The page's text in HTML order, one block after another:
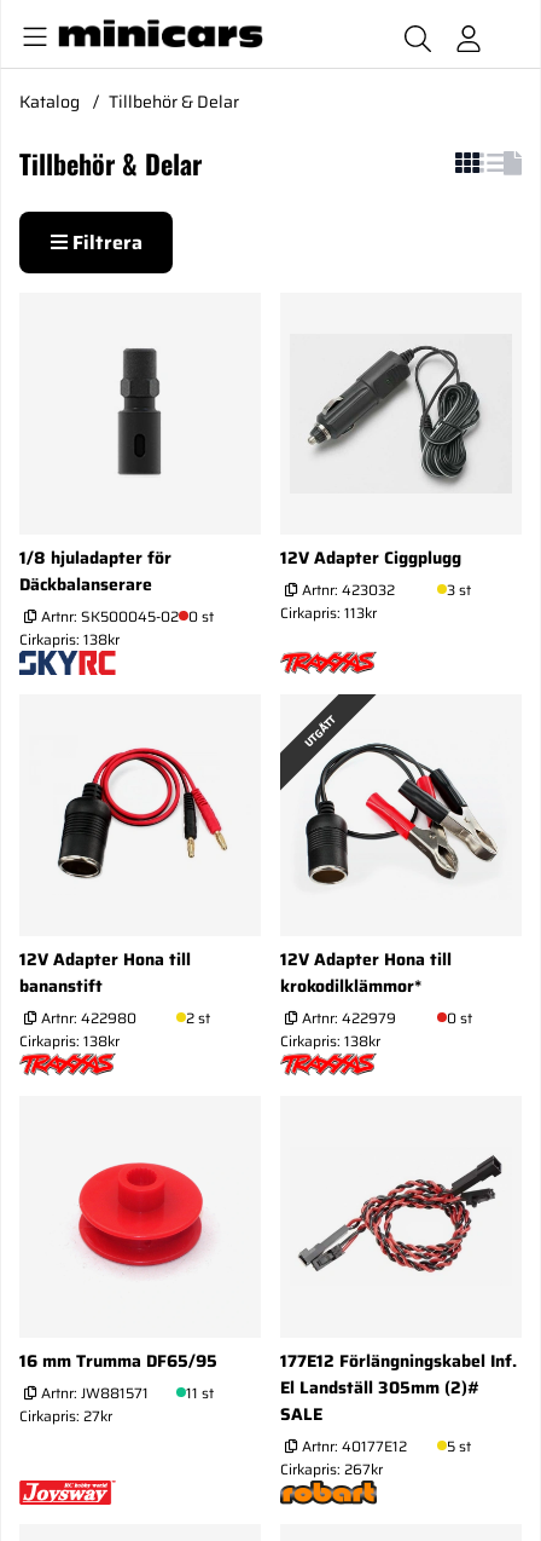
Katalog Tillbehör & Delar
Tillbehör & Delar
Filtrera
1/8 hjuladapter för
Däckbalanserare
Artnr: SK500045-02 0 st
Cirkapris: 138kr
12V Adapter Ciggplugg
Artnr: 423032
3 st
Cirkapris: 113kr
12V Adapter Hona till
bananstift
Artnr: 422980
2 st
Cirkapris: 138kr
UTGÅTT
12V Adapter Hona till
krokodilklämmor*
Artnr: 422979
0 st
Cirkapris: 138kr
16 mm Trumma DF65/95
Artnr: JW881571
11 st
Cirkapris: 27kr
177E12 Förlängningskabel Inf.
El Landställ 305mm (2)#
SALE
Artnr: 40177E12
5 st
Cirkapris: 267kr